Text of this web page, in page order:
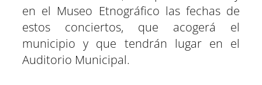
en el Museo Etnográfico las fechas de
estos conciertos, que acogerá el
municipio y que tendrán lugar en el
Auditorio Municipal.